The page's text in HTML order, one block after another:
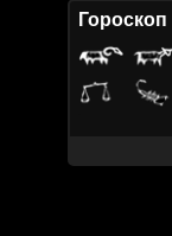
Гороскоп